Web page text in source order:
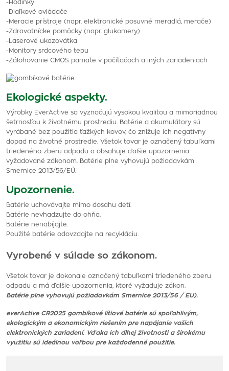
-Hodinky
-Diaľkové ovládače
-Meracie prístroje (napr. elektronické posuvné meradlá, merače)
-Zdravotnícke pomôcky (napr. glukomery)
-Laserové ukazovátka
-Monitory srdcového tepu
-Zálohovanie CMOS pamäte v počítačoch a iných zariadeniach
Ekologické aspekty.
Výrobky EverActive sa vyznačujú vysokou kvalitou a mimoriadnou
šetrnosťou k životnému prostrediu. Batérie a akumulátory sú
vyrábané bez použitia ťažkých kovov, čo znižuje ich negatívny
dopad na životné prostredie. Všetok tovar je označený tabuľkami
triedeného zberu odpadu a obsahuje ďalšie upozornenia
vyžadované zákonom. Batérie plne vyhovujú požiadavkám
Smernice 2013/56/EÚ.
Upozornenie.
Batérie uchovávajte mimo dosahu detí.
Batérie nevhadzujte do ohňa.
Batérie nenabíjajte.
Použité batérie odovzdajte na recykláciu.
Vyrobené v súlade so zákonom.
Všetok tovar je dokonale označený tabuľkami triedeného zberu
odpadu a má ďalšie upozornenia, ktoré vyžaduje zákon.
Batérie plne vyhovujú požiadavkám Smernice 2013/56 / EU).
everActive CR2025 gombíkové lítiové batérie sú spoľahlivým,
ekologickým a ekonomickým riešením pre napájanie vašich
elektronických zariadení. Vďaka ich dlhej životnosti a širokému
využitiu sú ideálnou voľbou pre každodenné použitie.